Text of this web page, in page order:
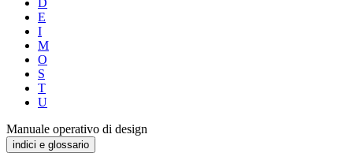
D
E
I
M
O
S
T
U
Manuale operativo di design
indici e glossario